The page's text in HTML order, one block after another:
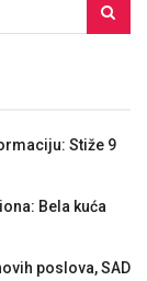
Stiže 9
Bela kuća
poslova, SAD